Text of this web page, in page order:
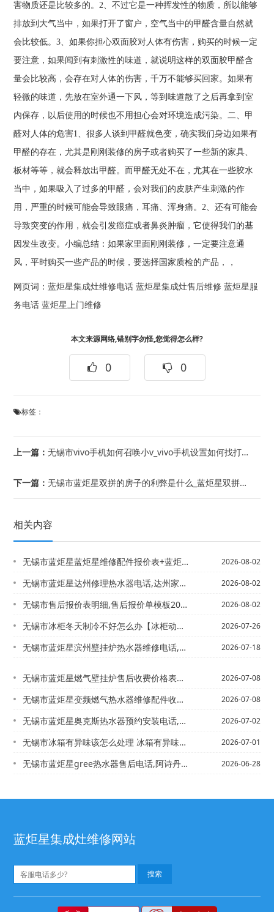
害物质还是比较多的。2、不过它是一种挥发性的物质，所以能够
排放到大气当中，如果打开了窗户，空气当中的甲醛含量自然就
会比较低。3、如果你担心双面胶对人体有伤害，购买的时候一定
要注意，如果闻到有刺激性的味道，就说明这样的双面胶甲醛含
量会比较高，会存在对人体的伤害，千万不能够买回家。如果有
轻微的味道，先放在室外通一下风，等到味道散了之后再拿到室
内保存，以后使用的时候也不用担心会对环境造成污染。二、甲
醛对人体的危害1、很多人谈到甲醛就色变，确实我们身边如果有
甲醛的存在，尤其是刚刚装修的房子或者购买了一些新的家具、
板材等等，就会释放出甲醛。而甲醛无处不在，尤其在一些胶水
当中，如果吸入了过多的甲醛，会对我们的皮肤产生刺激的作
用，严重的时候可能会导致眼痛，耳痛、浑身痛。2、还有可能会
导致突变的作用，就会引发癌症或者鼻炎肿瘤，它使得我们的基
因发生改变。小编总结：如果家里面刚刚装修，一定要注意通
风，平时购买一些产品的时候，要选择国家质检的产品，，
网页词：蓝炬星集成灶维修电话 蓝炬星集成灶售后维修 蓝炬星服
务电话 蓝炬星上门维修
本文来源网络,错别字勿怪,您觉得怎么样?
0 0
标签：
上一篇：无锡市vivo手机如何召唤小v_vivo手机设置如何找打印机
下一篇：无锡市蓝炬星双拼的房子的利弊是什么_蓝炬星双拼的房子的利弊有哪些
相关内容
无锡市蓝炬星蓝炬星维修配件报价表+蓝炬星售后怎么样2027年最新收费标准 2026-08-02
无锡市蓝炬星达州修理热水器电话,达州家电维修上门维修，蓝炬星打不着火的燃气灶 2026-08-02
无锡市售后报价表明细,售后报价单模板2027年更新 2026-08-02
无锡市冰柜冬天制冷不好怎么办【冰柜动荡了怎么处理 2026-07-26
无锡市蓝炬星滨州壁挂炉热水器维修电话,宁波瑰都啦咪壁挂炉维修@滨州壁挂式热水器企... 2026-07-18
无锡市蓝炬星燃气壁挂炉售后收费价格表是多少-蓝炬星燃气灶怎么样最新版本 2026-07-08
无锡市蓝炬星变频燃气热水器维修配件收费多少\燃气热水器维修配件价格新版 2026-07-08
无锡市蓝炬星奥克斯热水器预约安装电话,奥克斯热水器售后服务维修中心\蓝炬星奥克斯... 2026-07-02
无锡市冰箱有异味该怎么处理 冰箱有异味处理方法&冰箱有异味该怎么处理 冰箱有异味... 2026-07-01
无锡市蓝炬星gree热水器售后电话,阿诗丹顿售后服务电话_haier燃气灶打不着... 2026-06-28
蓝炬星集成灶维修网站